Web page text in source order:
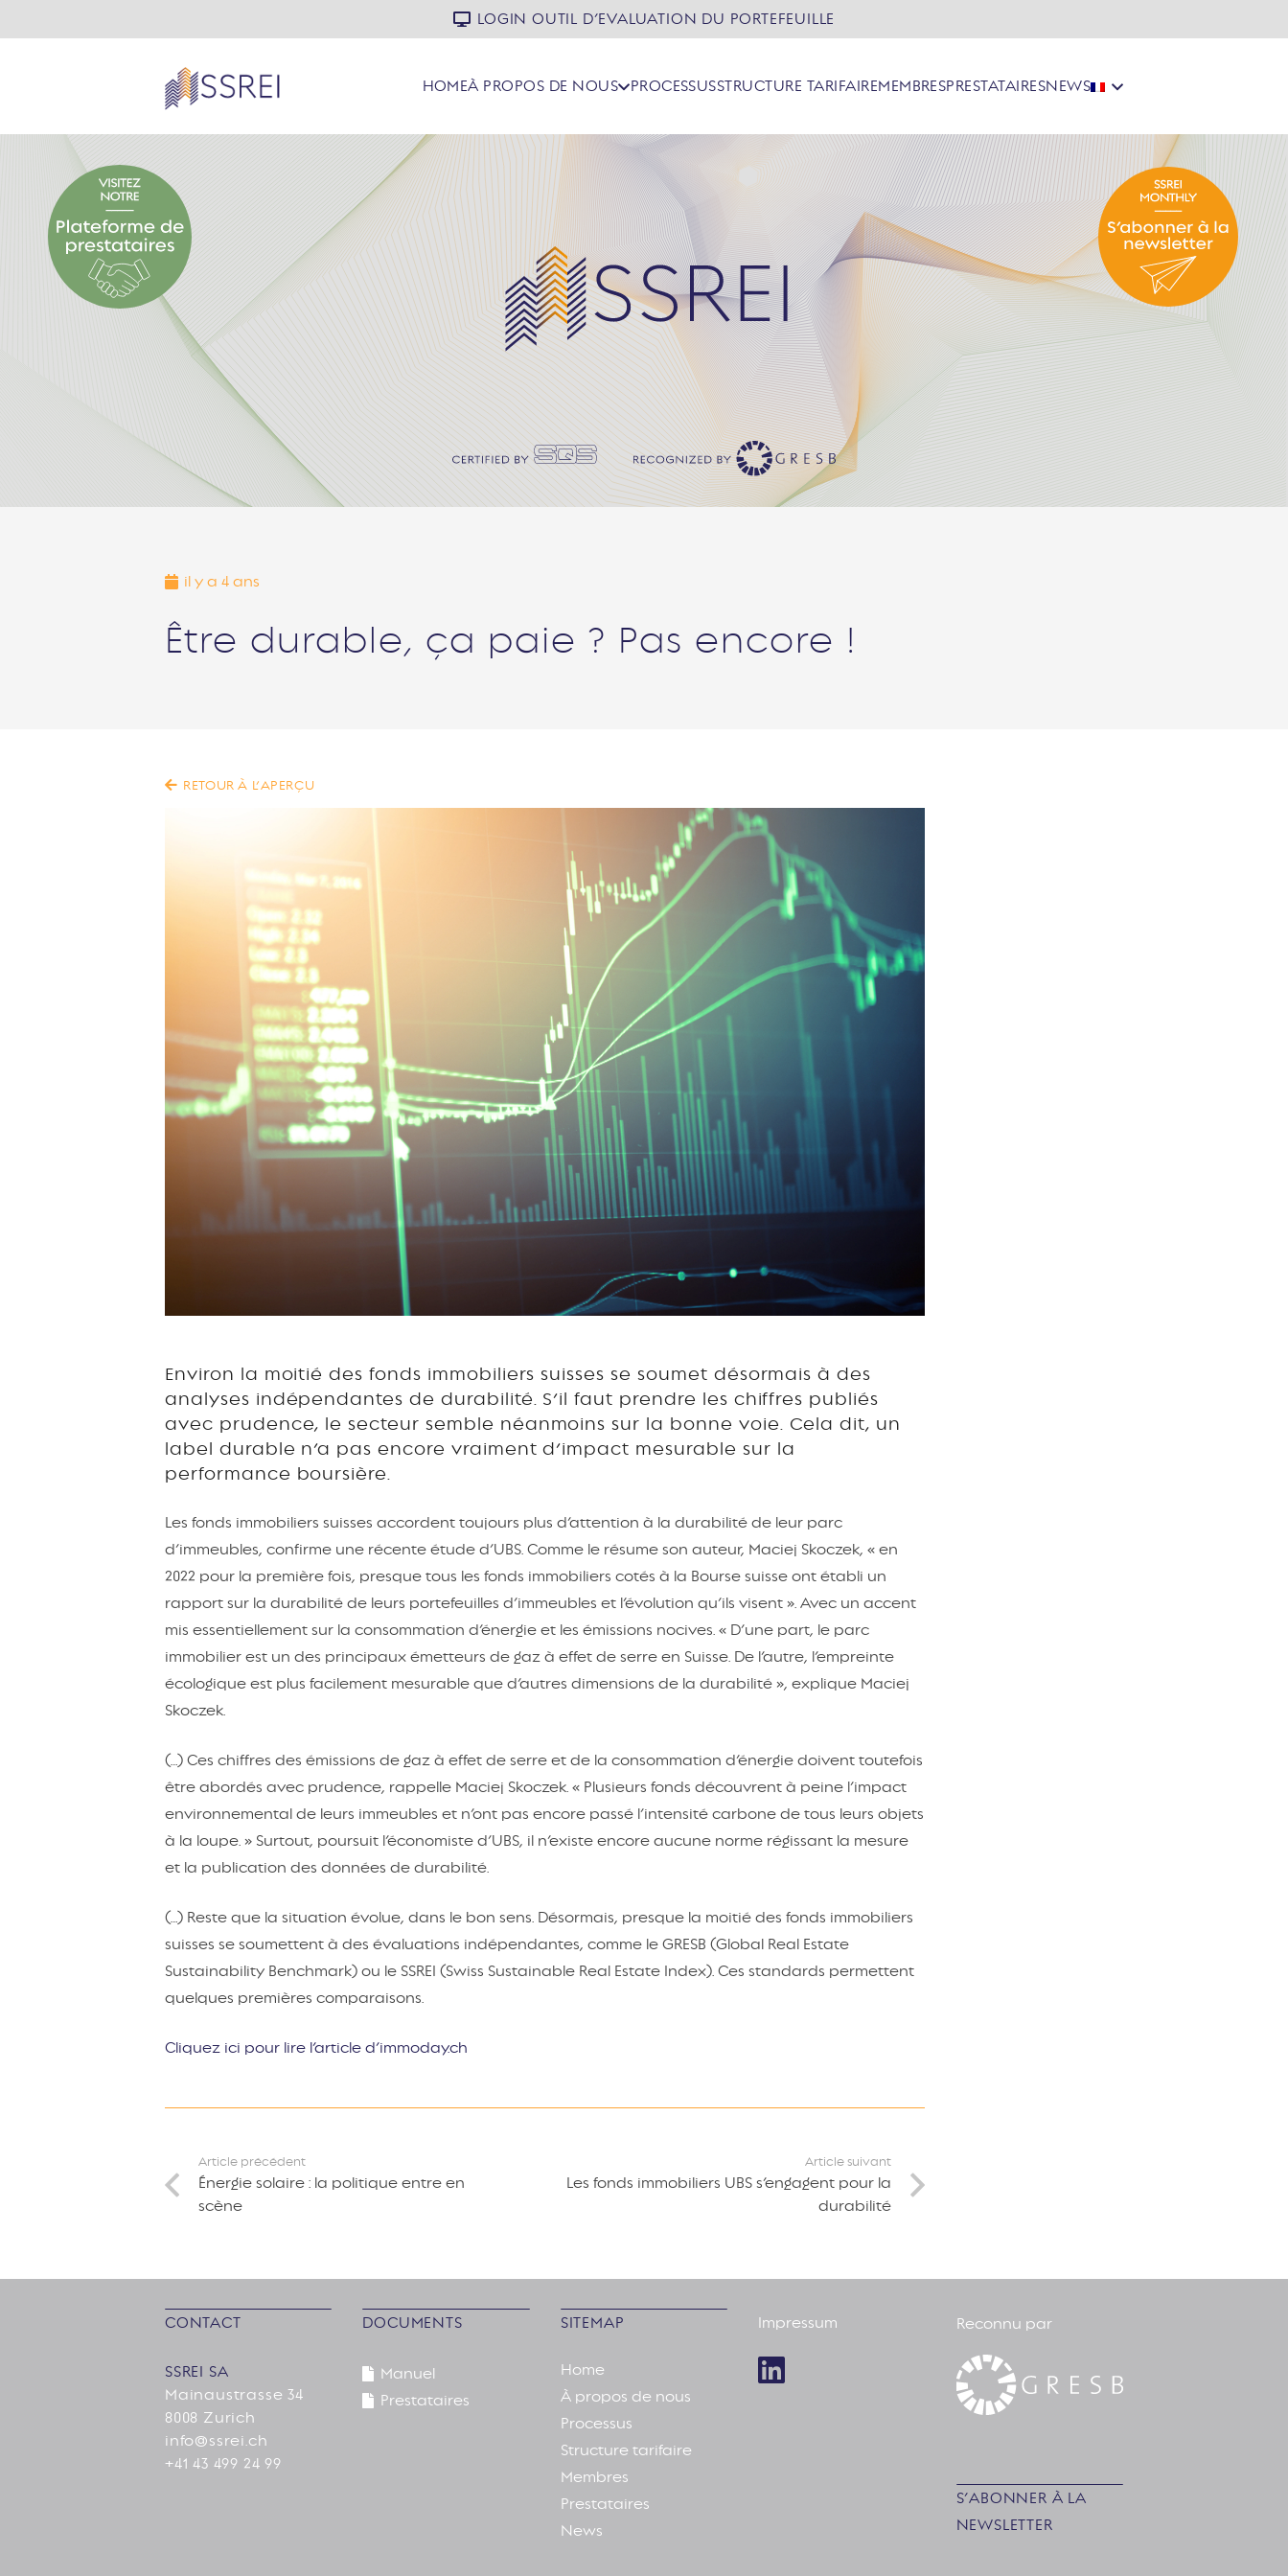
LOGIN OUTIL D’EVALUATION DU PORTEFEUILLE
HOMEÀ PROPOS DE NOUS PROCESSUSSTRUCTURE TARIFAIREMEMBRESPRESTATAIRESNEWS
il y a 4 ans
Être durable, ça paie ? Pas encore !
RETOUR À L’APERÇU
Environ la moitié des fonds immobiliers suisses se soumet désormais à des
analyses indépendantes de durabilité. S’il faut prendre les chiffres publiés
avec prudence, le secteur semble néanmoins sur la bonne voie. Cela dit, un
label durable n’a pas encore vraiment d’impact mesurable sur la
performance boursière.
Les fonds immobiliers suisses accordent toujours plus d’attention à la durabilité de leur parc
d’immeubles, confirme une récente étude d’UBS. Comme le résume son auteur, Maciej Skoczek, « en
2022 pour la première fois, presque tous les fonds immobiliers cotés à la Bourse suisse ont établi un
rapport sur la durabilité de leurs portefeuilles d’immeubles et l’évolution qu’ils visent ». Avec un accent
mis essentiellement sur la consommation d’énergie et les émissions nocives. « D’une part, le parc
immobilier est un des principaux émetteurs de gaz à effet de serre en Suisse. De l’autre, l’empreinte
écologique est plus facilement mesurable que d’autres dimensions de la durabilité », explique Maciej
Skoczek.
(…) Ces chiffres des émissions de gaz à effet de serre et de la consommation d’énergie doivent toutefois
être abordés avec prudence, rappelle Maciej Skoczek. « Plusieurs fonds découvrent à peine l’impact
environnemental de leurs immeubles et n’ont pas encore passé l’intensité carbone de tous leurs objets
à la loupe. » Surtout, poursuit l’économiste d’UBS, il n’existe encore aucune norme régissant la mesure
et la publication des données de durabilité.
(…) Reste que la situation évolue, dans le bon sens. Désormais, presque la moitié des fonds immobiliers
suisses se soumettent à des évaluations indépendantes, comme le GRESB (Global Real Estate
Sustainability Benchmark) ou le SSREI (Swiss Sustainable Real Estate Index). Ces standards permettent
quelques premières comparaisons.
Cliquez ici pour lire l’article d’immoday.ch
Article précédent
Énergie solaire : la politique entre en
scène
Article suivant
Les fonds immobiliers UBS s’engagent pour la
durabilité
CONTACT
SSREI SA
Mainaustrasse 34
8008 Zurich
info@ssrei.ch
+41 43 499 24 99
DOCUMENTS
Manuel
Prestataires
SITEMAP
Home
À propos de nous
Processus
Structure tarifaire
Membres
Prestataires
News
Impressum Reconnu par
S’ABONNER À LA
NEWSLETTER